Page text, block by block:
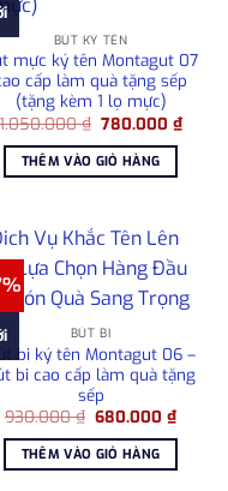
BÚT KÝ TÊN
mực ký tên Montagut 07
cấp làm quà tặng sếp
(tặng kèm 1 lọ mực)
1.050.000₫ Giá
là:
1.050.000 ₫.
780.000₫Giá
hiện
THÊM VÀO GIỎ HÀNG
₫.
BÚT BI
bi ký tên Montagut 06 –
bi cao cấp làm quà tặng
sếp
930.000₫ Giá
là:
930.000 ₫.
680.000₫Giá
hiện
THÊM VÀO GIỎ HÀNG